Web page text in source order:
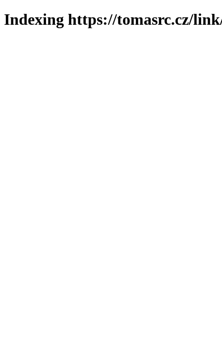
Indexing https://tomasrc.cz/